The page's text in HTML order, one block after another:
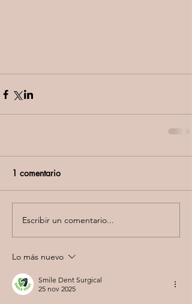
1 comentario
Escribir un comentario...
Lo más nuevo
Smile Dent Surgical
25 nov 2025